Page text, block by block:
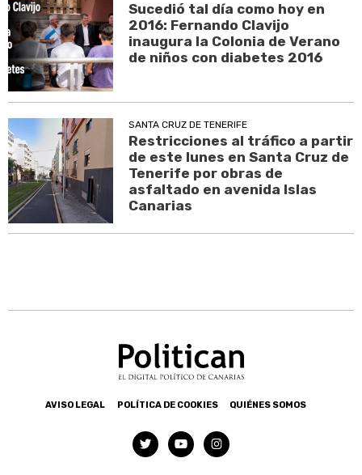
Sucedió tal día como hoy en
2016: Fernando Clavijo
inaugura la Colonia de Verano
de niños con diabetes 2016
SANTA CRUZ DE TENERIFE
Restricciones al tráfico a partir
de este lunes en Santa Cruz de
Tenerife por obras de
asfaltado en avenida Islas
Canarias
AVISO LEGAL POLÍTICA DE COOKIES QUIÉNES SOMOS